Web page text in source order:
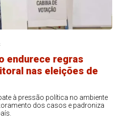
endurece regras
nas eleições de
à pressão política no ambiente
dos casos e padroniza